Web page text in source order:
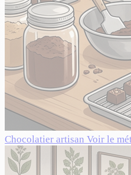
Chocolatier artisan Voir le